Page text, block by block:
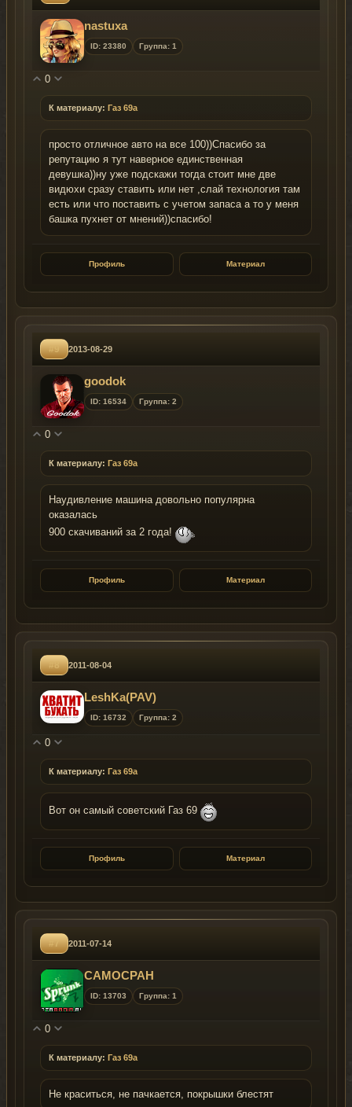
nastuxa
ID: 23380 Группа: 1
0
К материалу: Газ 69а
просто отличное авто на все 100))Спасибо за
репутацию я тут наверное единственная
девушка))ну уже подскажи тогда стоит мне две
видюхи сразу ставить или нет ,слай технология там
есть или что поставить с учетом запаса а то у меня
башка пухнет от мнений))спасибо!
Профиль Материал
#9 2013-08-29
goodok
ID: 16534 Группа: 2
0
К материалу: Газ 69а
Наудивление машина довольно популярна
оказалась
900 скачиваний за 2 года!
Профиль Материал
#8 2011-08-04
LeshKa(PAV)
ID: 16732 Группа: 2
0
К материалу: Газ 69а
Вот он самый советский Газ 69
Профиль Материал
#7 2011-07-14
CAMOCPAH
ID: 13703 Группа: 1
0
К материалу: Газ 69а
Не краситься, не пачкается, покрышки блестят